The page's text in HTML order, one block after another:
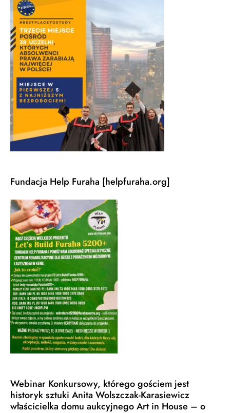
Fundacja Help Furaha [helpfuraha.org]
Webinar Konkursowy, którego gościem jest
historyk sztuki Anita Wolszczak-Karasiewicz
właścicielka domu aukcyjnego Art in House – o